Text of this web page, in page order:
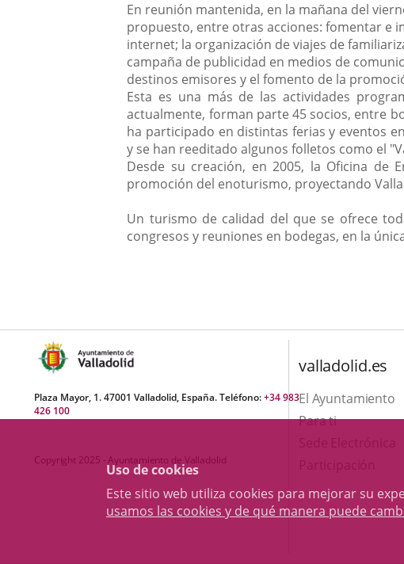
Uso de cookies
Este sitio web utiliza cookies para mejorar su
usamos las cookies y de qué manera puede
En reunión mantenida, en la mañana del
propuesto, entre otras acciones: fomentar e
internet; la organización de viajes de
campaña de publicidad en medios de
destinos emisores y el fomento de la
Esta es una más de las actividades
actualmente, forman parte 45 socios, entre
ha participado en distintas ferias y eventos
y se han reeditado algunos folletos como el
Desde su creación, en 2005, la Oficina de
promoción del enoturismo, proyectando
Un turismo de calidad del que se ofrece
congresos y reuniones en bodegas, en la
Plaza Mayor, 1. 47001 Valladolid, España. Teléfono:+34 983
426 100
Copyright 2025 - Ayuntamiento de Valladolid
valladolid.es
El Ayuntamiento
Para ti